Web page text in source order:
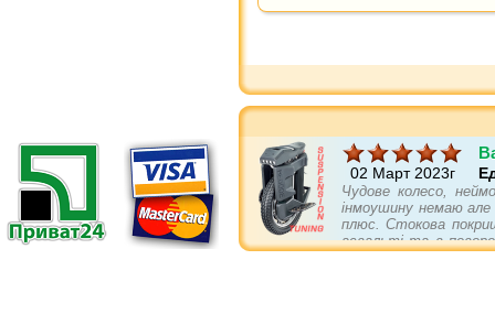
02 Март 2023г
Чудове колесо,
інмоушину немаю але
плюс. Стокова
асвальті та в